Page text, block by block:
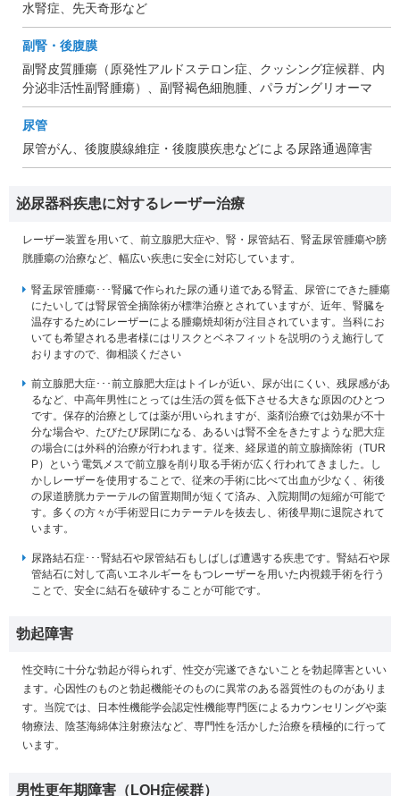
水腎症、先天奇形など
副腎 ・後腹膜
副腎皮質腫瘍（原発性アルドステロン症、クッシング症候群、内
分泌非活性副腎腫瘍）、副腎褐色細胞腫、パラガングリオーマ
尿管
尿管がん、後腹膜線維症・後腹膜疾患などによる尿路通過障害
泌尿器科疾患に対するレーザー治療
レーザー装置を用いて、前立腺肥大症や、腎・尿管結石、腎盂尿管腫瘍や膀
胱腫瘍の治療など、幅広い疾患に安全に対応しています。
腎盂尿管腫瘍･･･腎臓で作られた尿の通り道である腎盂、尿管にできた腫瘍
にたいしては腎尿管全摘除術が標準治療とされていますが、近年、腎臓を
温存するためにレーザーによる腫瘍焼却術が注目されています。当科にお
いても希望される患者様にはリスクとベネフィットを説明のうえ施行して
おりますので、御相談ください
前立腺肥大症･･･前立腺肥大症はトイレが近い、尿が出にくい、残尿感があ
るなど、中高年男性にとっては生活の質を低下させる大きな原因のひとつ
です。保存的治療としては薬が用いられますが、薬剤治療では効果が不十
分な場合や、たびたび尿閉になる、あるいは腎不全をきたすような肥大症
の場合には外科的治療が行われます。従来、経尿道的前立腺摘除術（TUR
P）という電気メスで前立腺を削り取る手術が広く行われてきました。し
かしレーザーを使用することで、従来の手術に比べて出血が少なく、術後
の尿道膀胱カテーテルの留置期間が短くて済み、入院期間の短縮が可能で
す。多くの方々が手術翌日にカテーテルを抜去し、術後早期に退院されて
います。
尿路結石症･･･腎結石や尿管結石もしばしば遭遇する疾患です。腎結石や尿
管結石に対して高いエネルギーをもつレーザーを用いた内視鏡手術を行う
ことで、安全に結石を破砕することが可能です。
勃起障害
性交時に十分な勃起が得られず、性交が完遂できないことを勃起障害といい
ます。心因性のものと勃起機能そのものに異常のある器質性のものがありま
す。当院では、日本性機能学会認定性機能専門医によるカウンセリングや薬
物療法、陰茎海綿体注射療法など、専門性を活かした治療を積極的に行って
います。
男性更年期障害（LOH症候群）